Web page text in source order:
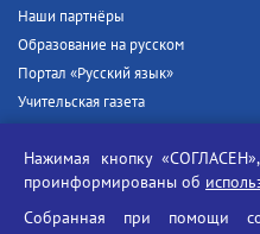
Наши партнёры
Образование на русском
Портал «Русский язык»
Учительская газета
Единый портал государственных
Противодействие угрозам
Нажимая кнопку
проинформированы об
Собранная при помощи